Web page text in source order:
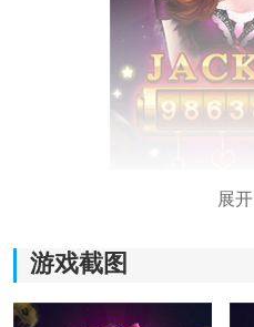
展开
游戏截图